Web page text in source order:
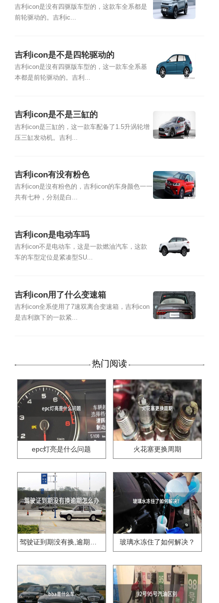
吉利icon是没有四驱版车型的，这款车全系都是
前轮驱动的。吉利ic...
吉利icon是不是四轮驱动的
吉利icon是沒有四驱版车型的，这一款车全系基
本都是前轮驱动的。吉利...
吉利icon是不是三缸的
吉利icon是三缸的，这一款车配备了1.5升涡轮增
压三缸发动机。吉利...
吉利icon有没有粉色
吉利icon是沒有粉色的，吉利icon的车身颜色一一
共有七种，分别是白...
吉利icon是电动车吗
吉利icon不是电动车，这是一款燃油汽车，这款
车的车型定位是紧凑型SU...
吉利icon用了什么变速箱
吉利icon全系使用了7速双离合变速箱，吉利icon
是吉利旗下的一款紧...
热门阅读
epc灯亮是什么问题 火花塞更换周期
驾驶证到期没有换,逾期怎么办?? 玻璃水冻住了如何解决？